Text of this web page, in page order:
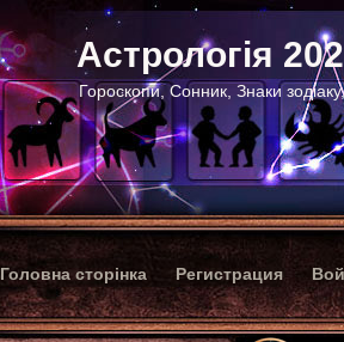
Астрологія
Гороскопи, Сонник, Знаки
Головна сторінка Регистрация